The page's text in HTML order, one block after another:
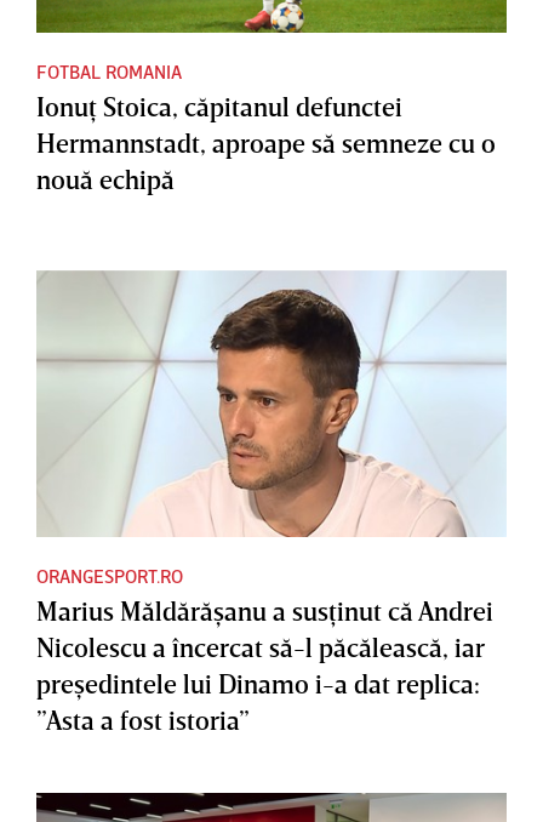
FOTBAL ROMANIA
Ionuţ Stoica, căpitanul defunctei
Hermannstadt, aproape să semneze cu o
nouă echipă
ORANGESPORT.RO
Marius Măldărăşanu a susţinut că Andrei
Nicolescu a încercat să-l păcălească, iar
preşedintele lui Dinamo i-a dat replica:
”Asta a fost istoria”